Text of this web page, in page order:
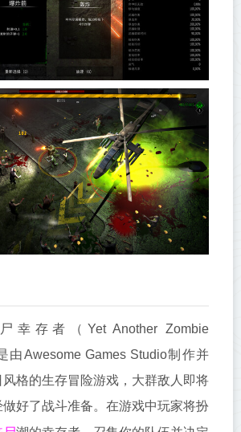
幸存者（Yet Another Zombie
由Awesome Games Studio制作并
格的生存冒险游戏，大群敌人即将
好了战斗准备。在游戏中玩家将扮